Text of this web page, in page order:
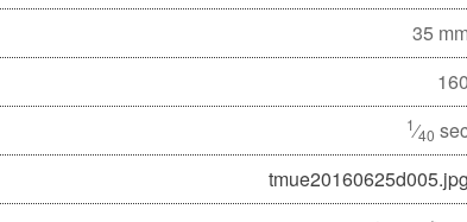
35
160
1⁄40
tmue20160625d005.jpg